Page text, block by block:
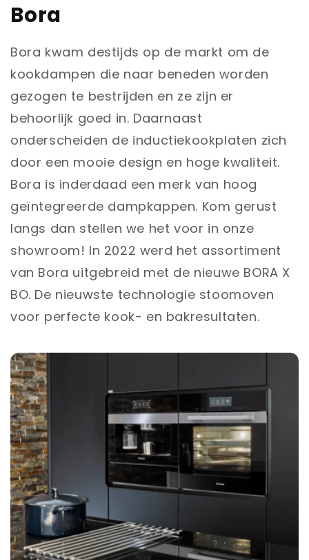
Bora
Bora kwam destijds op de markt om de
kookdampen die naar beneden worden
gezogen te bestrijden en ze zijn er
behoorlijk goed in. Daarnaast
onderscheiden de inductiekookplaten zich
door een mooie design en hoge kwaliteit.
Bora is inderdaad een merk van hoog
geïntegreerde dampkappen. Kom gerust
langs dan stellen we het voor in onze
showroom! In 2022 werd het assortiment
van Bora uitgebreid met de nieuwe BORA X
BO. De nieuwste technologie stoomoven
voor perfecte kook- en bakresultaten.